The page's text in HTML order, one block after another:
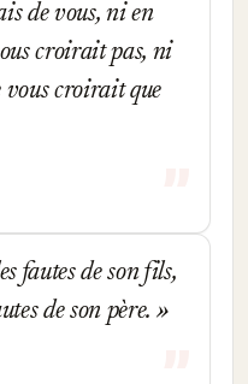
de vous, ni en
croirait pas, ni
croirait que
fautes de son fils,
de son père.